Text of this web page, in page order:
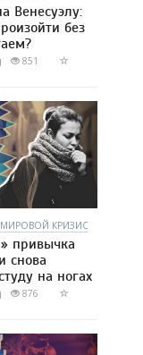
Венесуэлу:
без
851
МИРОВОЙ КРИЗИС
привычка
снова
на ногах
876